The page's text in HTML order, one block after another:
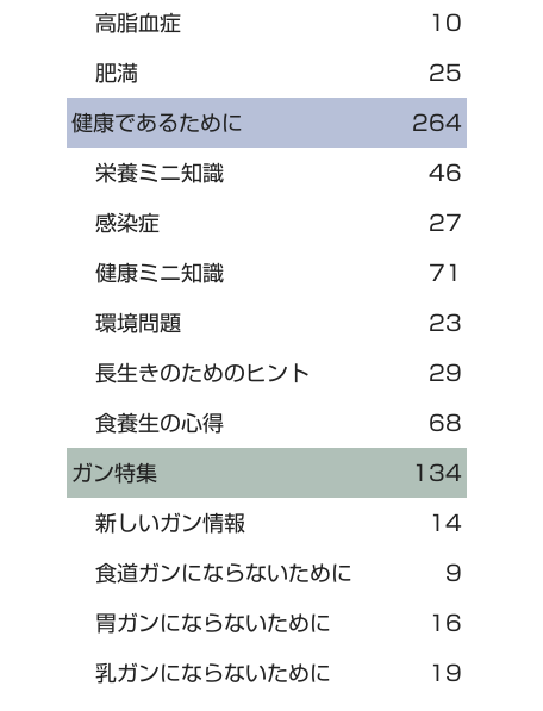
ガン特集 134
乳ガンにならないために 19
新しいガン情報 14
胃ガンにならないために 16
食道ガンにならないために 9
健康であるために 264
健康ミニ知識 71
感染症 27
栄養ミニ知識 46
環境問題 23
長生きのためのヒント 29
食養生の心得 68
肥満 25
高脂血症 10